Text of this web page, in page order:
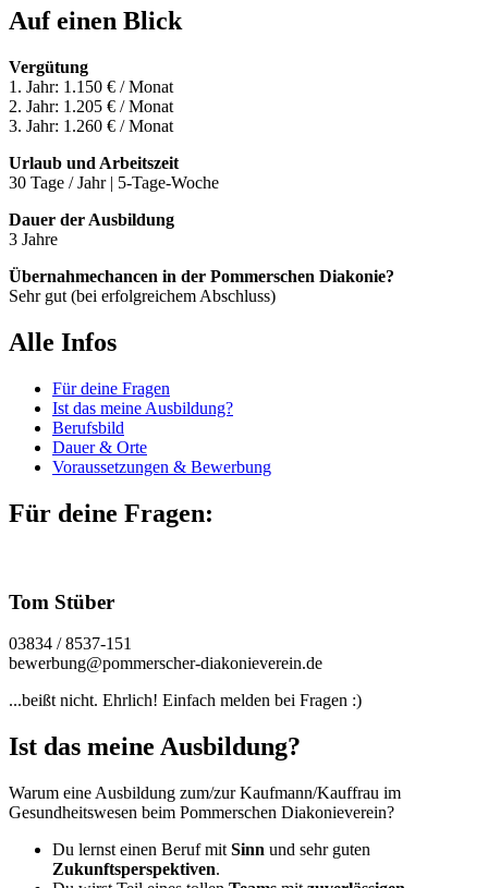
Auf einen Blick
Vergütung
1. Jahr: 1.150 € / Monat
2. Jahr: 1.205 € / Monat
3. Jahr: 1.260 € / Monat
Urlaub und Arbeitszeit
30 Tage / Jahr | 5-Tage-Woche
Dauer der Ausbildung
3 Jahre
Übernahmechancen in der Pommerschen Diakonie?
Sehr gut (bei erfolgreichem Abschluss)
Alle Infos
Für deine Fragen
Ist das meine Ausbildung?
Berufsbild
Dauer & Orte
Voraussetzungen & Bewerbung
Für deine Fragen:
Tom Stüber
03834 / 8537-151
bewerbung@pommerscher-diakonieverein.de
...beißt nicht. Ehrlich! Einfach melden bei Fragen :)
Ist das meine Ausbildung?
Warum eine Ausbildung zum/zur Kaufmann/Kauffrau im
Gesundheitswesen beim Pommerschen Diakonieverein?
Du lernst einen Beruf mit Sinn und sehr guten
Zukunftsperspektiven.